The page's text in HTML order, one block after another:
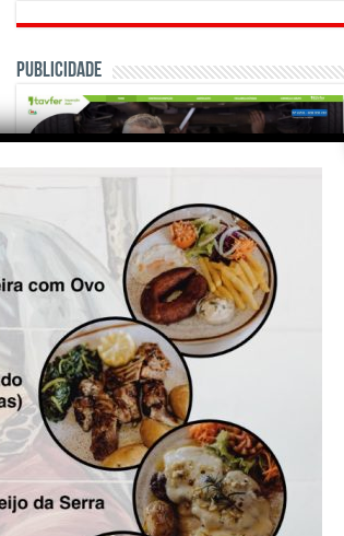
Publicidade
OPINIÃO E CRÓNICAS
Matraquilhos… Autor:
Fernando Roldão
6 de Agosto de 2026
A marca Sporting em
todo o mundo está a
crescer atrás de
Ronaldo. Autor: Paulo
Freitas do Amaral